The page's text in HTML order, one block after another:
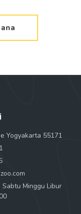
Yogyakarta 55171
Sabtu Minggu Libur